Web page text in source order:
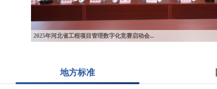
河北省BIM技术应用成果培训交流活动成功举...
地方标准